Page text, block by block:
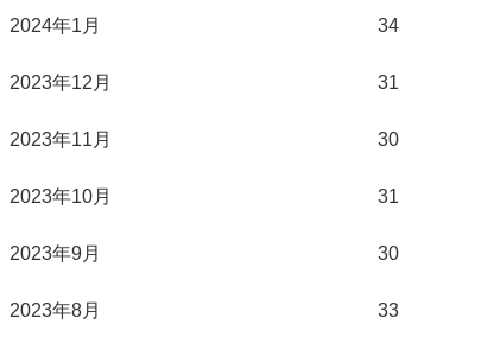
2024年1月 34
2023年12月 31
2023年11月 30
2023年10月 31
2023年9月 30
2023年8月 33